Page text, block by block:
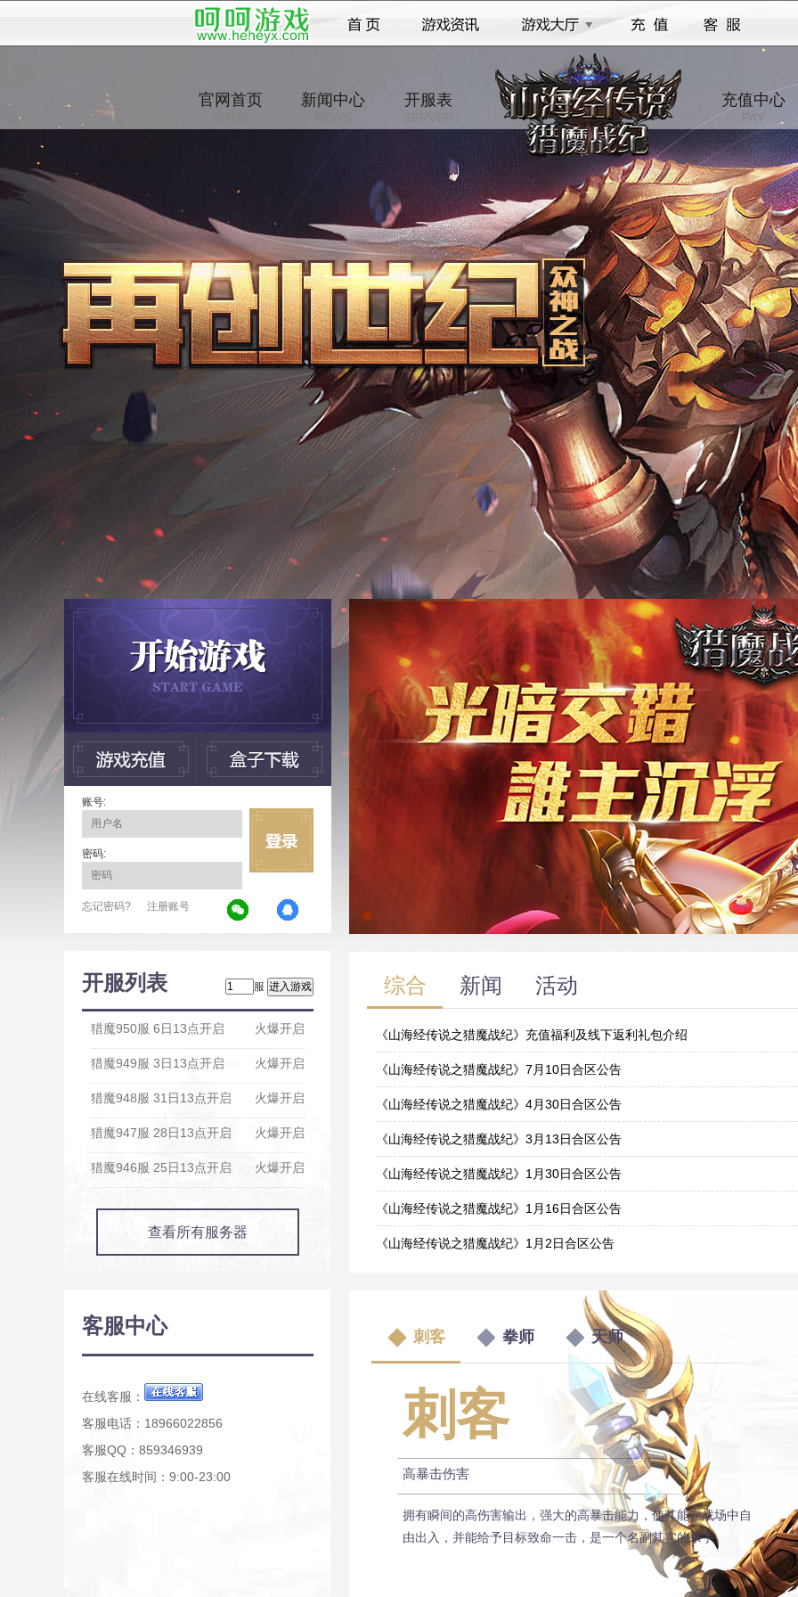
官网首页 新闻中心 开服表
SERVER
充值中心
PAY
账号:
密码:
忘记密码? 注册账号
开服列表 服
火爆开启
猎魔950服 6日13点开启
火爆开启
猎魔949服 3日13点开启
火爆开启
猎魔948服 31日13点开启
火爆开启
猎魔947服 28日13点开启
火爆开启
猎魔946服 25日13点开启
查看所有服务器
客服中心
在线客服：
客服电话：18966022856
客服QQ：859346939
客服在线时间：9:00-23:00
综合 新闻 活动
《山海经传说之猎魔战纪》充值福利及线下返利礼包介绍
12-22
《山海经传说之猎魔战纪》7月10日合区公告
07-09
《山海经传说之猎魔战纪》4月30日合区公告
04-29
《山海经传说之猎魔战纪》3月13日合区公告
03-12
《山海经传说之猎魔战纪》1月30日合区公告
01-29
《山海经传说之猎魔战纪》1月16日合区公告
01-15
《山海经传说之猎魔战纪》1月2日合区公告
《山海经传说之猎魔战纪》11月7日合区公告
11-06
《山海经传说之猎魔战纪》10月10日合区公告
刺客 拳师 天师
刺客
高暴击伤害
拥有瞬间的高伤害输出，强大的高暴击能力，使其能在战场中自
由出入，并能给予目标致命一击，是一个名副其实的杀手。